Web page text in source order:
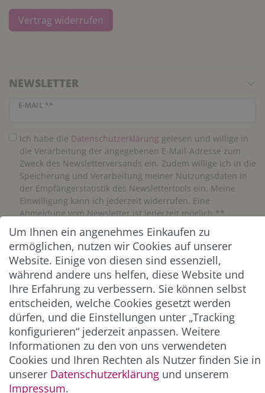
Vertrag widerrufen
NEWSLETTER
E-MAIL **
Newsletter Honig
Ich habe die Daten­schutz­erklärung gelesen und willige in
die Verarbeitung der angegebenen E-Mail-Adresse zum
Zweck des Newsletterversands ein. Zudem willige ich in die
Speicherung und Verarbeitung meiner Nutzungsdaten in
der Empfängerstatistik des Newslettertools ein. Meine
Einwilligung kann ich jederzeit widerrufen. Eine
Abmeldung vom Newsletter ist jederzeit möglich.**
Abonnieren
** Hierbei handelt es sich um ein Pflichtfeld.
ZAHLUNG & VERSAND
Um Ihnen ein angenehmes Einkaufen zu
ermöglichen, nutzen wir Cookies auf unserer
Website. Einige von diesen sind essenziell,
während andere uns helfen, diese Website und
Ihre Erfahrung zu verbessern. Sie können selbst
entscheiden, welche Cookies gesetzt werden
dürfen, und die Einstellungen unter „Tracking
konfigurieren“ jederzeit anpassen. Weitere
Informationen zu den von uns verwendeten
Cookies und Ihren Rechten als Nutzer finden Sie in
unserer Daten­schutz­erklärung und unserem
Impressum.